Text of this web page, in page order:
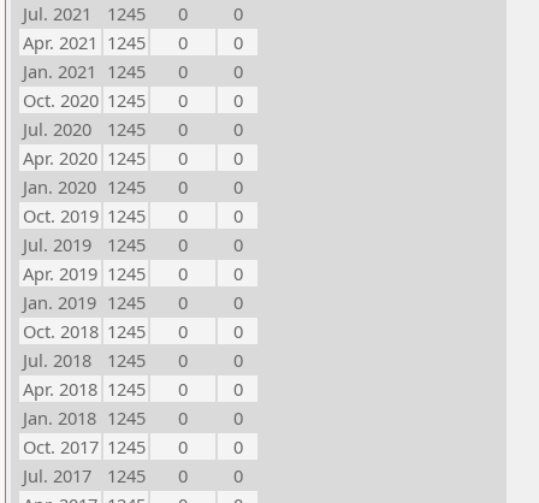
Jul. 2021
1245 0
0
Apr. 2021 1245 0
0
Jan. 2021 1245 0
0
Oct. 2020 1245 0
0
Jul. 2020
1245 0
0
Apr. 2020 1245 0
0
Jan. 2020 1245 0
0
Oct. 2019 1245 0
0
Jul. 2019
1245 0
0
Apr. 2019 1245 0
0
Jan. 2019 1245 0
0
Oct. 2018 1245 0
0
Jul. 2018
1245 0
0
Apr. 2018 1245 0
0
Jan. 2018 1245 0
0
Oct. 2017 1245 0
0
Jul. 2017
1245 0
0